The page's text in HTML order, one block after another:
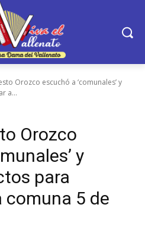
Orozco escuchó a ‘comunales’ y
a...
Orozco
y
para
comuna 5 de